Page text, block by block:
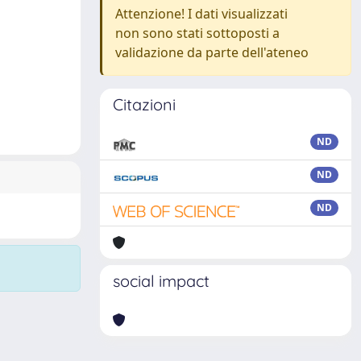
Attenzione! I dati visualizzati
non sono stati sottoposti a
validazione da parte dell'ateneo
Citazioni
ND
ND
ND
social impact